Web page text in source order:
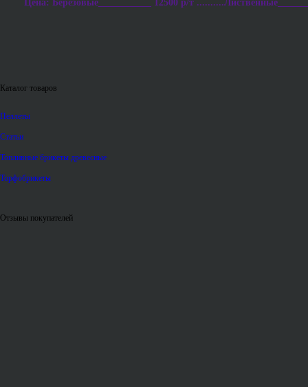
Цена: Березовые___________ 12500 р/т
Каталог товаров
Пеллеты
Статьи
Топливные брикеты древесные
Торфобрикеты
Отзывы покупателей